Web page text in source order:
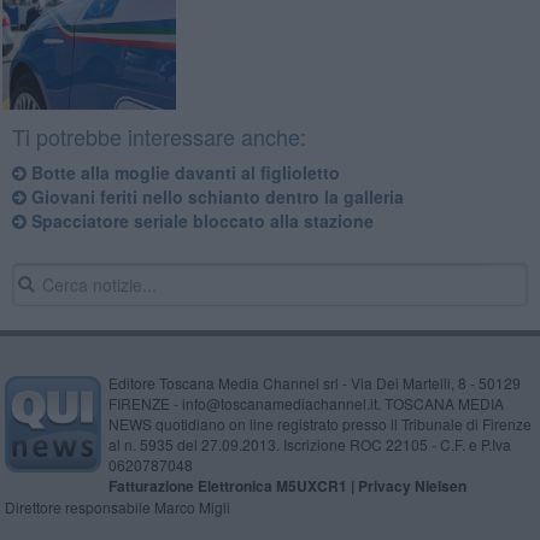
Ti potrebbe interessare anche:
Botte alla moglie davanti al figlioletto
Giovani feriti nello schianto dentro la galleria
Spacciatore seriale bloccato alla stazione
Editore Toscana Media Channel srl - Via Dei Martelli, 8 - 50129
FIRENZE - info@toscanamediachannel.it. TOSCANA MEDIA
NEWS quotidiano on line registrato presso il Tribunale di Firenze
al n. 5935 del 27.09.2013. Iscrizione ROC 22105 - C.F. e P.Iva
0620787048
Fatturazione Elettronica M5UXCR1 | Privacy Nielsen
Direttore responsabile Marco Migli